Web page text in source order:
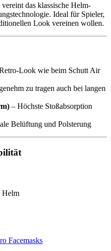
vereint das klassische Helm-
Ideal für Spieler,
Look vereinen wollen.
Look wie beim Schutt Air
zu tragen auch bei langen
– Höchste Stoßabsorption
Belüftung und Polsterung
Helm
Facemasks